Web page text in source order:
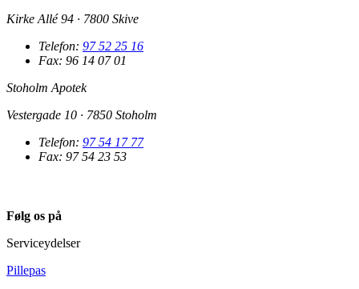
Kirke Allé 94 · 7800 Skive
Telefon: 97 52 25 16
Fax: 96 14 07 01
Stoholm Apotek
Vestergade 10 · 7850 Stoholm
Telefon: 97 54 17 77
Fax: 97 54 23 53
Følg os på
Serviceydelser
Pillepas